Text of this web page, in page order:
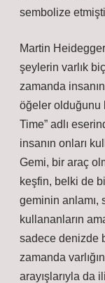
sembolize
Martin
şeylerin varlık
zamanda
öğeler olduğunu
Time” adlı
insanın onları
Gemi, bir araç
keşfin, belki de
geminin anlamı,
kullananların
sadece denizde
zamanda
arayışlarıyla da